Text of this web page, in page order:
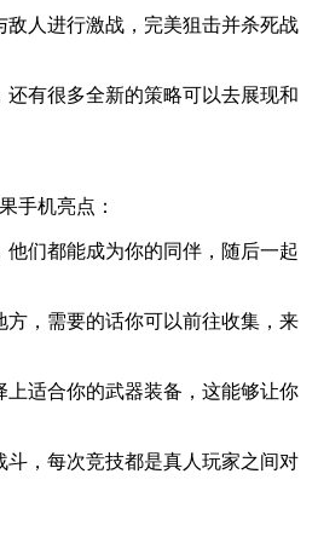
敌人进行激战，完美狙击并杀死战
还有很多全新的策略可以去展现和
手机亮点：
他们都能成为你的同伴，随后一起
方，需要的话你可以前往收集，来
上适合你的武器装备，这能够让你
斗，每次竞技都是真人玩家之间对